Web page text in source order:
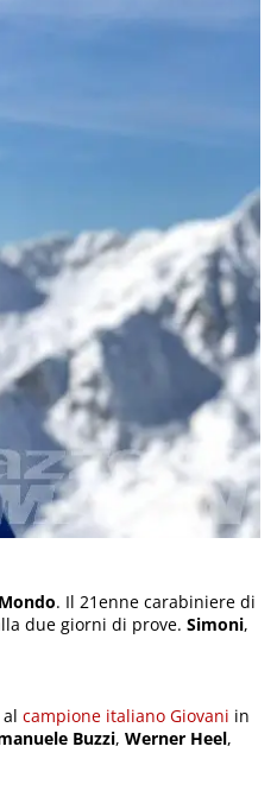
. Il 21enne carabiniere di
due giorni di prove. Simoni,
campione italiano Giovani in
Buzzi, Werner Heel,